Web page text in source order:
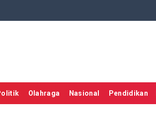
Olahraga Nasional Pendidikan